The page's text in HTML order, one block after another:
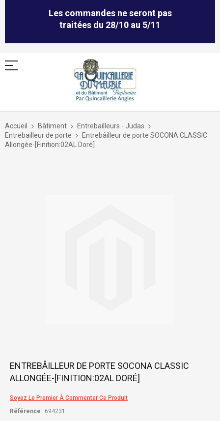
Les commandes ne seront pas
traitées du 28/10 au 5/11
Allez
contenu
Accueil Bâtiment
Entrebailleurs - Judas
Entrebailleur de porte
Entrebâilleur de porte SOCONA CLASSIC
Allongée-[Finition:02AL Doré]
Skip
the
of
images
ENTREBÂILLEUR DE PORTE SOCONA CLASSIC
ALLONGÉE-[FINITION:02AL DORÉ]
Soyez Le Premier À Commenter Ce Produit
Référence
694231